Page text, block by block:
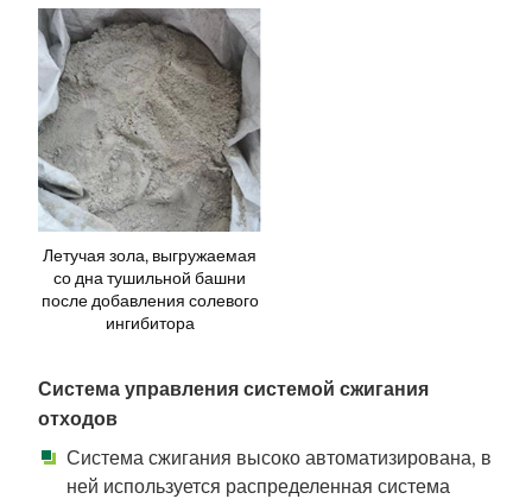
Летучая зола, выгружаемая
со дна тушильной башни
после добавления солевого
ингибитора
Система управления системой сжигания
отходов
Система сжигания высоко автоматизирована, в
ней используется распределенная система